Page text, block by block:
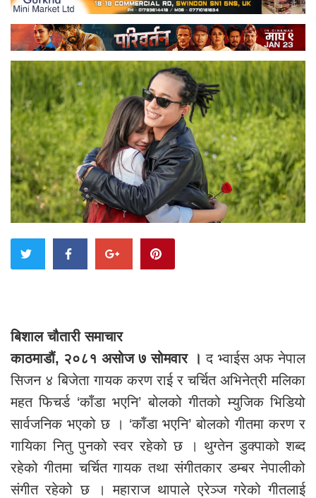
बिशाल चौतारी समाचार
काठमाडौं, २०८१ असोज ७ सोमवार । द भ्वाईस अफ नेपाल
सिजन ४ बिजेता गायक करण राई र चर्चित अभिनेत्री मलिका
महत फिचर्ड ‘काँडा भएनि’ बोलको गीतको म्युजिक भिडियो
सार्वजनिक भएको छ । ‘काँडा भएनि’ बोलको गीतमा करण र
गायिका नितु पुनको स्वर रहेको छ । थुग्तेन डुक्पाको शब्द
रहेको गीतमा चर्चित गायक तथा संगीतकार डम्बर नेपालीको
संगीत रहेको छ । महाराज थापाले एरेञ्ज गरेको गीतलाई